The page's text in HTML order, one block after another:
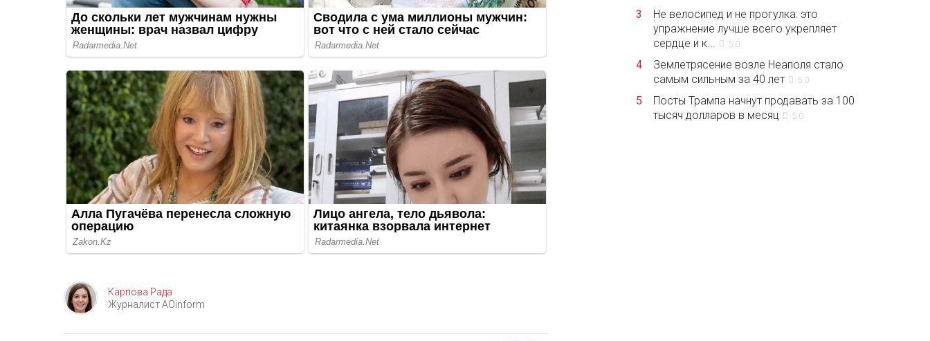
Карпова Рада
Журналист AOinform
3
Не велосипед и не прогулка: это
упражнение лучше всего укрепляет
сердце и к...
5.0
4
Землетрясение возле Неаполя стало
самым сильным за 40 лет
5.0
5
Посты Трампа начнут продавать за 100
тысяч долларов в месяц
5.0